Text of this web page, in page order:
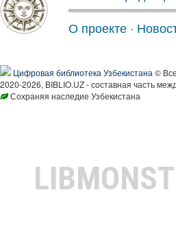
О проекте ·
Цифровая библиотека Узбекистана ©
2020-2026, BIBLIO.UZ - составная часть
Сохраняя наследие Узбекистана